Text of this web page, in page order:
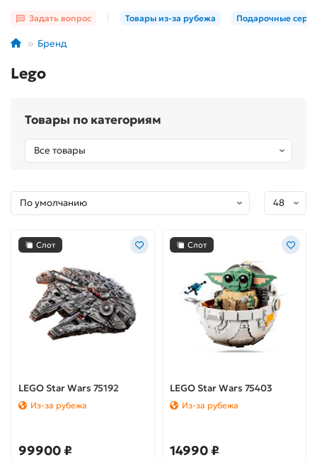
Задать вопрос Товары из-за рубежа Подарочные
Бренд
Lego
Товары по категориям
Слот
LEGO Star Wars 75192
Millennium Falcon™ (Сокол
Тысячелетия)
Из-за рубежа
99900 ₽
Слот
LEGO Star Wars 75403
Grogu™ with Hover Pram
Из-за рубежа
14990 ₽